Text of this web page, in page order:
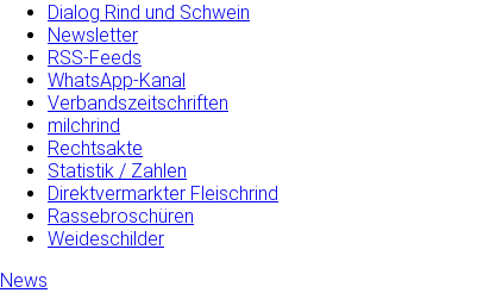
Dialog Rind und Schwein
Newsletter
RSS-Feeds
WhatsApp-Kanal
Verbandszeitschriften
milchrind
Rechtsakte
Statistik / Zahlen
Direktvermarkter Fleischrind
Rassebroschüren
Weideschilder
News